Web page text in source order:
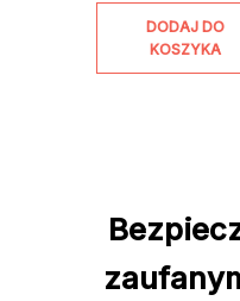
DODAJ DO
KOSZYKA